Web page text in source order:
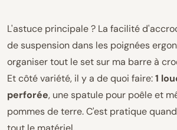
L'astuce principale ? La facilité
de suspension dans les poignées
organiser tout le set sur ma barre à
Et côté variété, il y a de quoi faire:1
perforée, une spatule pour poêle et
pommes de terre. C'est pratique